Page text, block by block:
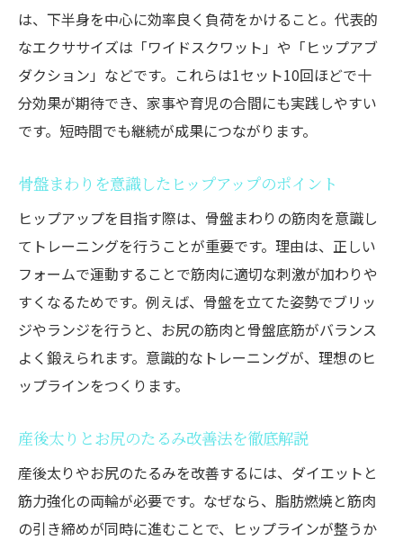
は、下半身を中心に効率良く負荷をかけること。代表的
なエクササイズは「ワイドスクワット」や「ヒップアブ
ダクション」などです。これらは1セット10回ほどで十
分効果が期待でき、家事や育児の合間にも実践しやすい
です。短時間でも継続が成果につながります。
骨盤まわりを意識したヒップアップのポイント
ヒップアップを目指す際は、骨盤まわりの筋肉を意識し
てトレーニングを行うことが重要です。理由は、正しい
フォームで運動することで筋肉に適切な刺激が加わりや
すくなるためです。例えば、骨盤を立てた姿勢でブリッ
ジやランジを行うと、お尻の筋肉と骨盤底筋がバランス
よく鍛えられます。意識的なトレーニングが、理想のヒ
ップラインをつくります。
産後太りとお尻のたるみ改善法を徹底解説
産後太りやお尻のたるみを改善するには、ダイエットと
筋力強化の両輪が必要です。なぜなら、脂肪燃焼と筋肉
の引き締めが同時に進むことで、ヒップラインが整うか